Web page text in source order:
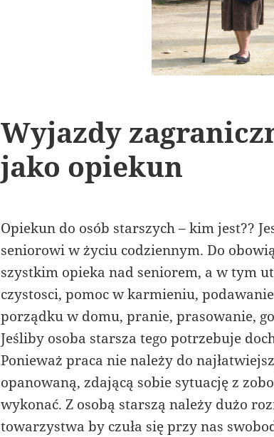
Wyjazdy
jako opiekun
Opiekun do osób starszych – kim jest??
seniorowi w życiu codziennym. Do
szystkim opieka nad seniorem, a w tym
czystosci, pomoc w karmieniu,
porządku w domu, pranie, prasowanie,
Jeśliby osoba starsza tego potrzebuje
Ponieważ praca nie należy do
opanowaną, zdającą sobie sytuację z
wykonać. Z osobą starszą należy dużo
towarzystwa by czuła się przy nas